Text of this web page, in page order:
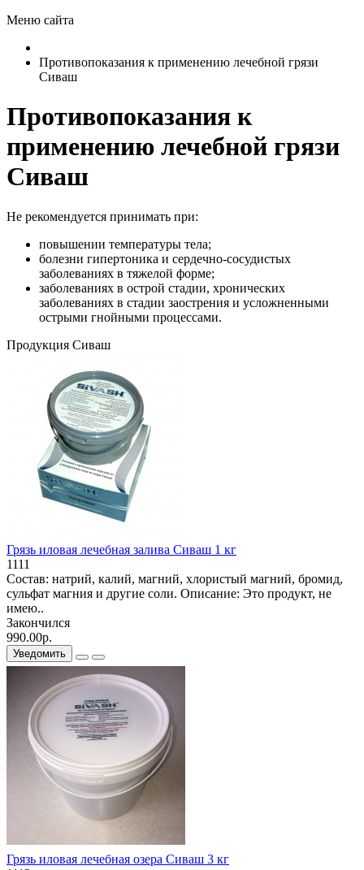
Меню сайта
Противопоказания к применению лечебной грязи
Сиваш
Противопоказания к
применению лечебной грязи
Сиваш
Не рекомендуется принимать при:
повышении температуры тела;
болезни гипертоника и сердечно-сосудистых
заболеваниях в тяжелой форме;
заболеваниях в острой стадии, хронических
заболеваниях в стадии заострения и усложненными
острыми гнойными процессами.
Продукция Сиваш
Грязь иловая лечебная залива Сиваш 1 кг
1111
Состав: натрий, калий, магний, хлористый магний, бромид,
сульфат магния и другие соли. Описание: Это продукт, не
имею..
Закончился
990.00р.
Уведомить
Грязь иловая лечебная озера Сиваш 3 кг